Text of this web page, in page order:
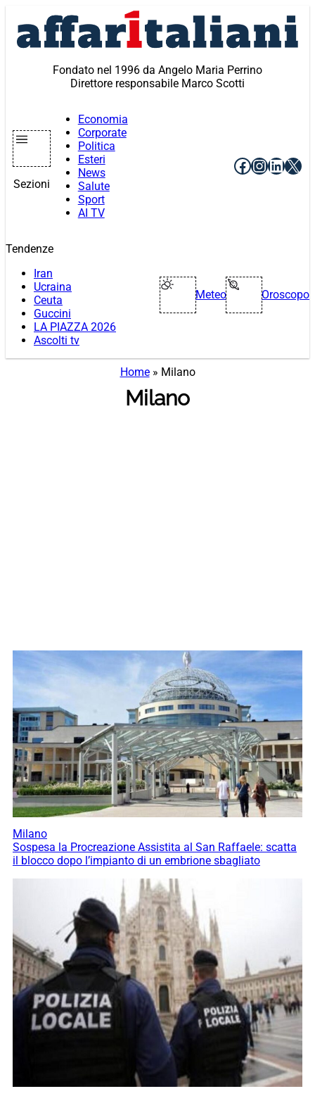
contenuto
Fondato nel 1996 da Angelo Maria Perrino
Direttore responsabile Marco Scotti
Sezioni
Economia
Corporate
Politica
Esteri
News
Salute
Sport
AI TV
Facebook
X
Tendenze
Iran
Ucraina
Ceuta
Guccini
LA PIAZZA 2026
Ascolti tv
Meteo Oroscopo
Home» Milano
Milano
Milano
Sospesa la Procreazione Assistita al San Raffaele: scatta
il blocco dopo l’impianto di un embrione sbagliato